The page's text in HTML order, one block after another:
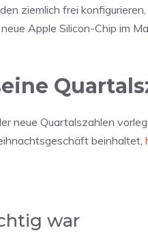
ziemlich frei
Apple Silicon-Chip im
neue Quartalszahlen
beinhaltet,
war